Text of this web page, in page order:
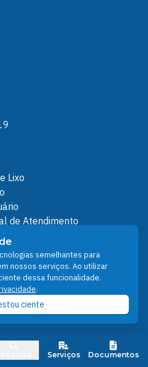
Serviços Documentos
Lixo
de Atendimento
semelhantes para
nossos serviços. Ao utilizar
dessa funcionalidade.
.
ciente